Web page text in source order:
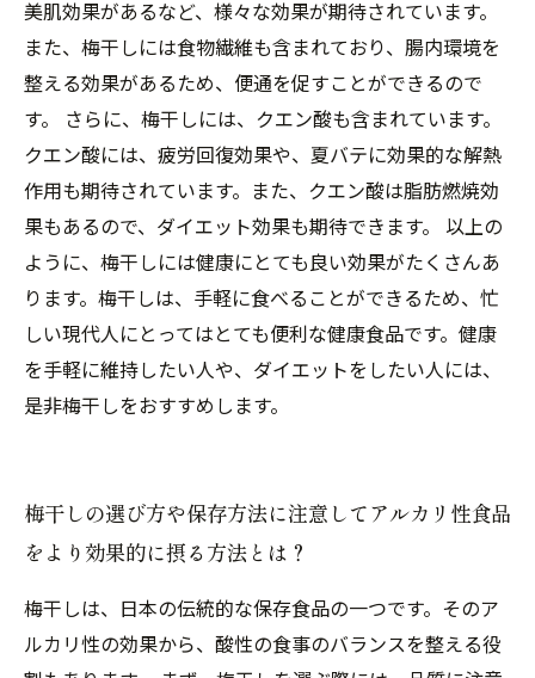
美肌効果があるなど、様々な効果が期待されています。
また、梅干しには食物繊維も含まれており、腸内環境を
整える効果があるため、便通を促すことができるので
す。 さらに、梅干しには、クエン酸も含まれています。
クエン酸には、疲労回復効果や、夏バテに効果的な解熱
作用も期待されています。また、クエン酸は脂肪燃焼効
果もあるので、ダイエット効果も期待できます。 以上の
ように、梅干しには健康にとても良い効果がたくさんあ
ります。梅干しは、手軽に食べることができるため、忙
しい現代人にとってはとても便利な健康食品です。健康
を手軽に維持したい人や、ダイエットをしたい人には、
是非梅干しをおすすめします。
梅干しの選び方や保存方法に注意してアルカリ性食品
をより効果的に摂る方法とは？
梅干しは、日本の伝統的な保存食品の一つです。そのア
ルカリ性の効果から、酸性の食事のバランスを整える役